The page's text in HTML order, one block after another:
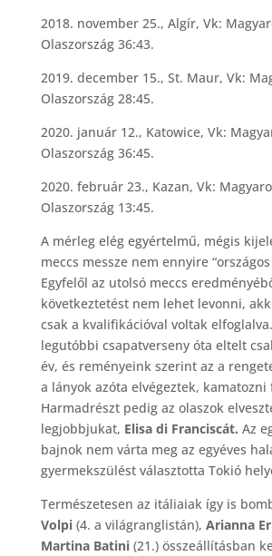
2018. november 25., Algír, Vk:
Olaszország 36:43.
2019. december 15., St. Maur, Vk:
Olaszország 28:45.
2020. január 12., Katowice, Vk:
Olaszország 36:45.
2020. február 23., Kazan, Vk:
Olaszország 13:45.
A mérleg elég egyértelmű, mégis
meccs messze nem ennyire “országos
Egyfelől az utolsó meccs
következtetést nem lehet levonni,
csak a kvalifikációval voltak
legutóbbi csapatverseny óta eltelt
év, és reményeink szerint az a
a lányok azóta elvégeztek, kamatozni
Harmadrészt pedig az olaszok
legjobbjukat, Elisa di Franciscát. Az
bajnok nem várta meg az egyéves
gyermekszülést választotta Tokió
Természetesen az itáliaiak így is
Volpi(4. a világranglistán), Arianna
Martina Batini(21.) összeállításban